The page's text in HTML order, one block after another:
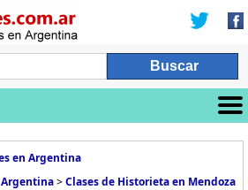
en Argentina
>Clases de Historieta en Mendoza